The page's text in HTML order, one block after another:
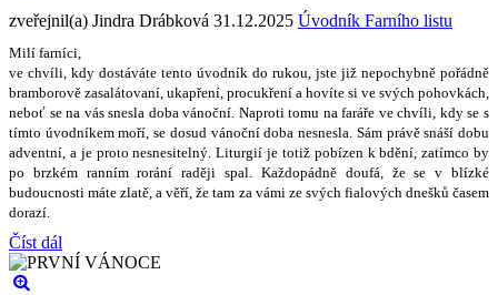
zveřejnil(a) Jindra Drábková 31.12.2025 Úvodník Farního listu
Milí farníci,
ve chvíli, kdy dostáváte tento úvodník do rukou, jste již nepochybně pořádně
bramborově zasalátovaní, ukapření, procukření a hovíte si ve svých pohovkách,
neboť se na vás snesla doba vánoční. Naproti tomu na faráře ve chvíli, kdy se s
tímto úvodníkem moří, se dosud vánoční doba nesnesla. Sám právěsnáší dobu
adventní, a je proto nesnesitelný . Liturgií je totiž pobízen k bdění, zatímco by
po brzkém ranním rorání raději spal. Každopádně doufá, že se v blízké
budoucnosti máte zlatě , a věří,že tam za vámi ze svých fialových dnešků časem
dorazí.
Číst dál